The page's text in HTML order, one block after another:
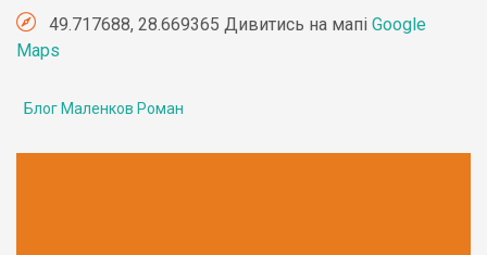
49.717688, 28.669365 Дивитись на мапі Google
Maps
Блог Маленков Роман